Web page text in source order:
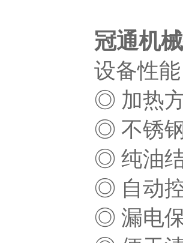
冠通机
设备性能
◎ 加热
◎ 不锈
◎ 纯油
◎ 自动
◎ 漏电